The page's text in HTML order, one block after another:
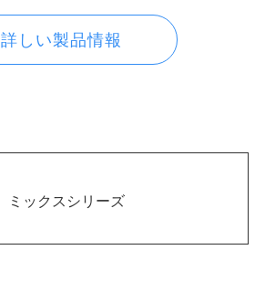
詳しい製品情報
ミックスシリーズ